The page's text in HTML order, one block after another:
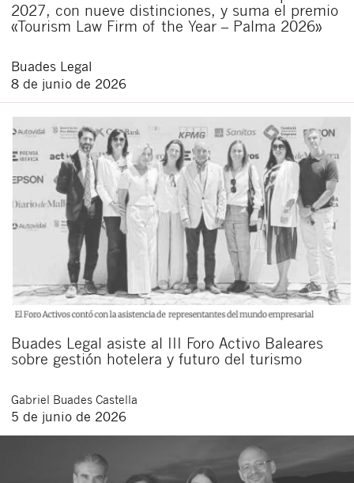
2027, con nueve distinciones, y suma el premio
«Tourism Law Firm of the Year – Palma 2026»
Buades Legal
8 de junio de 2026
Buades Legal asiste al III Foro Activo Baleares
sobre gestión hotelera y futuro del turismo
Gabriel Buades Castella
5 de junio de 2026